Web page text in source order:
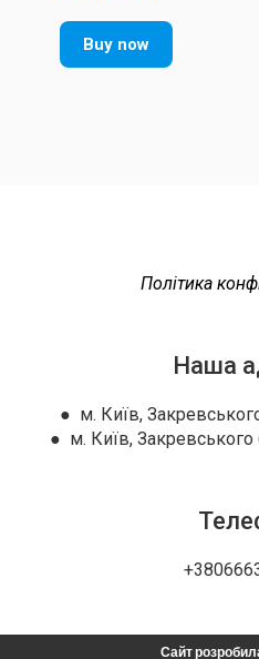
Buy now
Політика
Наша
● м. Київ,
● м. Київ,
Сайт